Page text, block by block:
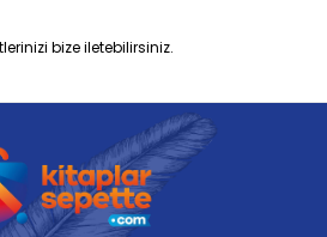
bize iletebilirsiniz.